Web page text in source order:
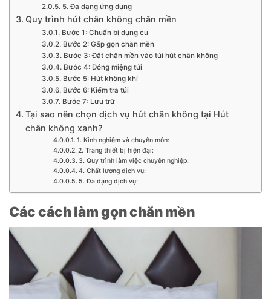
5. Đa dạng ứng dụng
Quy trình hút chân không chăn mền
Bước 1: Chuẩn bị dụng cụ
Bước 2: Gấp gọn chăn mền
Bước 3: Đặt chăn mền vào túi hút chân không
Bước 4: Đóng miệng túi
Bước 5: Hút không khí
Bước 6: Kiểm tra túi
Bước 7: Lưu trữ
Tại sao nên chọn dịch vụ hút chân không tại Hút
chân không xanh?
1. Kinh nghiệm và chuyên môn:
2. Trang thiết bị hiện đại:
3. Quy trình làm việc chuyên nghiệp:
4. Chất lượng dịch vụ:
5. Đa dạng dịch vụ:
Các cách làm gọn chăn mền